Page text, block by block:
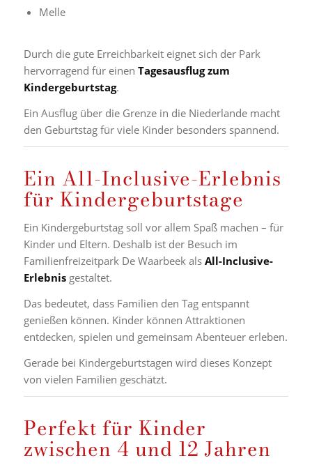
Melle
Durch die gute Erreichbarkeit eignet sich der Park
hervorragend für einen Tagesausflug zum
Kindergeburtstag.
Ein Ausflug über die Grenze in die Niederlande macht
den Geburtstag für viele Kinder besonders spannend.
Ein All-Inclusive-Erlebnis
für Kindergeburtstage
Ein Kindergeburtstag soll vor allem Spaß machen – für
Kinder und Eltern. Deshalb ist der Besuch im
Familienfreizeitpark De Waarbeek als All-Inclusive-
Erlebnisgestaltet.
Das bedeutet, dass Familien den Tag entspannt
genießen können. Kinder können Attraktionen
entdecken, spielen und gemeinsam Abenteuer erleben.
Gerade bei Kindergeburtstagen wird dieses Konzept
von vielen Familien geschätzt.
Perfekt für Kinder
zwischen 4 und 12 Jahren